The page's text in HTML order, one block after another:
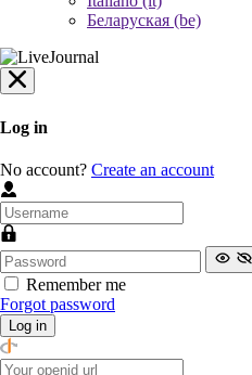
Беларуская (be)
Log in
No account? Create an account
Remember me
Forgot password
Log in